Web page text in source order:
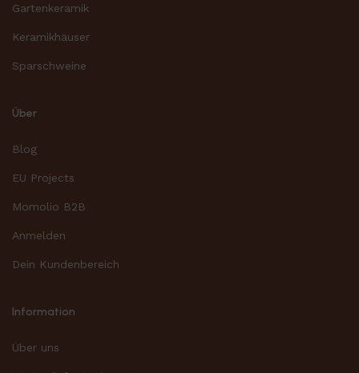
Gartenkeramik
Keramikhäuser
Sparschweine
Über
Blog
EU Projects
Momolio B2B
Anmelden
Dein Kundenbereich
Information
Über uns